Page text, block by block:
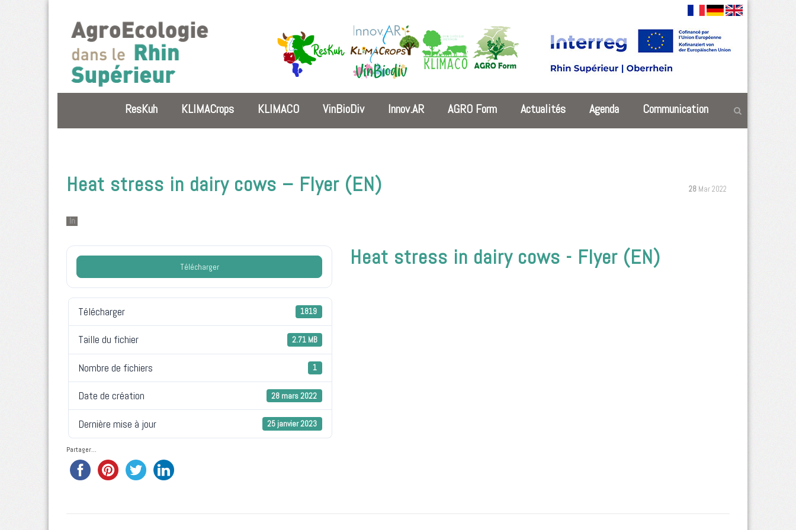
ResKuh KLIMACrops KLIMACO VinBioDiv Innov.AR AGRO Form Actualités Agenda Communication
Heat stress in dairy cows – Flyer (EN)
In
28 Mar 2022
Télécharger
Télécharger 1819
Taille du fichier 2.71 MB
Nombre de fichiers 1
Date de création 28 mars 2022
Dernière mise à jour 25 janvier 2023
Heat stress in dairy cows - Flyer (EN)
Partager...